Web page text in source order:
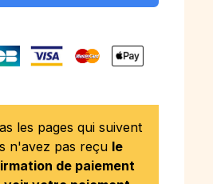
les pages qui suivent
n'avez pas reçu le
de paiement